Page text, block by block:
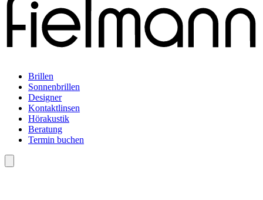
Brillen
Sonnenbrillen
Designer
Kontaktlinsen
Hörakustik
Beratung
Termin buchen